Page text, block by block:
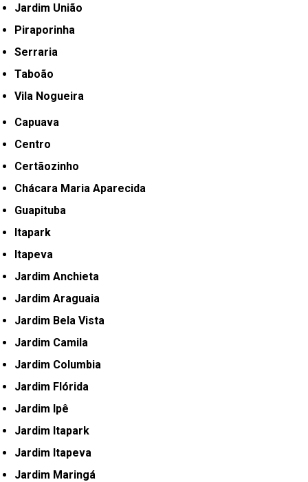
Jardim União
Piraporinha
Serraria
Taboão
Vila Nogueira
Capuava
Centro
Certãozinho
Chácara Maria Aparecida
Guapituba
Itapark
Itapeva
Jardim Anchieta
Jardim Araguaia
Jardim Bela Vista
Jardim Camila
Jardim Columbia
Jardim Flórida
Jardim Ipê
Jardim Itapark
Jardim Itapeva
Jardim Maringá